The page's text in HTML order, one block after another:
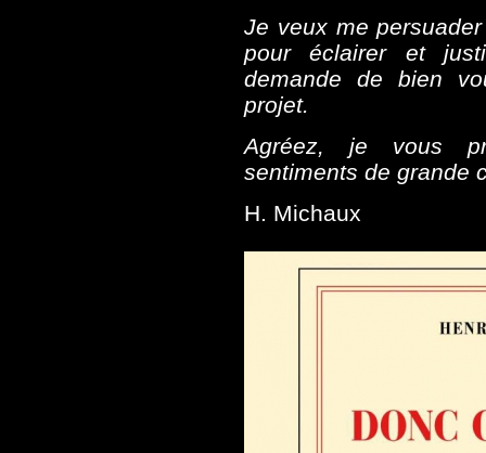
Je veux me
pour éclairer et
demande de bien
projet.
Agréez, je vous
sentiments de grande
H. Michaux